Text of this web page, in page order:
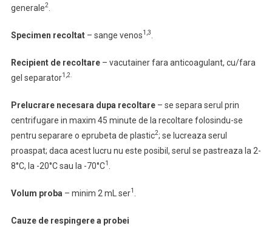
generale2.
Specimen recoltat – sange venos1,3
Recipient de recoltare – vacutainer fara anticoagulant, cu/fara
gel separator1,2.
Prelucrare necesara dupa recoltare– se separa serul prin
centrifugare in maxim 45 minute de la recoltare folosindu-se
pentru separare o eprubeta de plastic2; se lucreaza serul
proaspat; daca acest lucru nu este posibil, serul se pastreaza la 2-
8°C, la -20°C sau la -70°C1
Volum proba – minim 2 mL ser1
Cauze de respingerea probei